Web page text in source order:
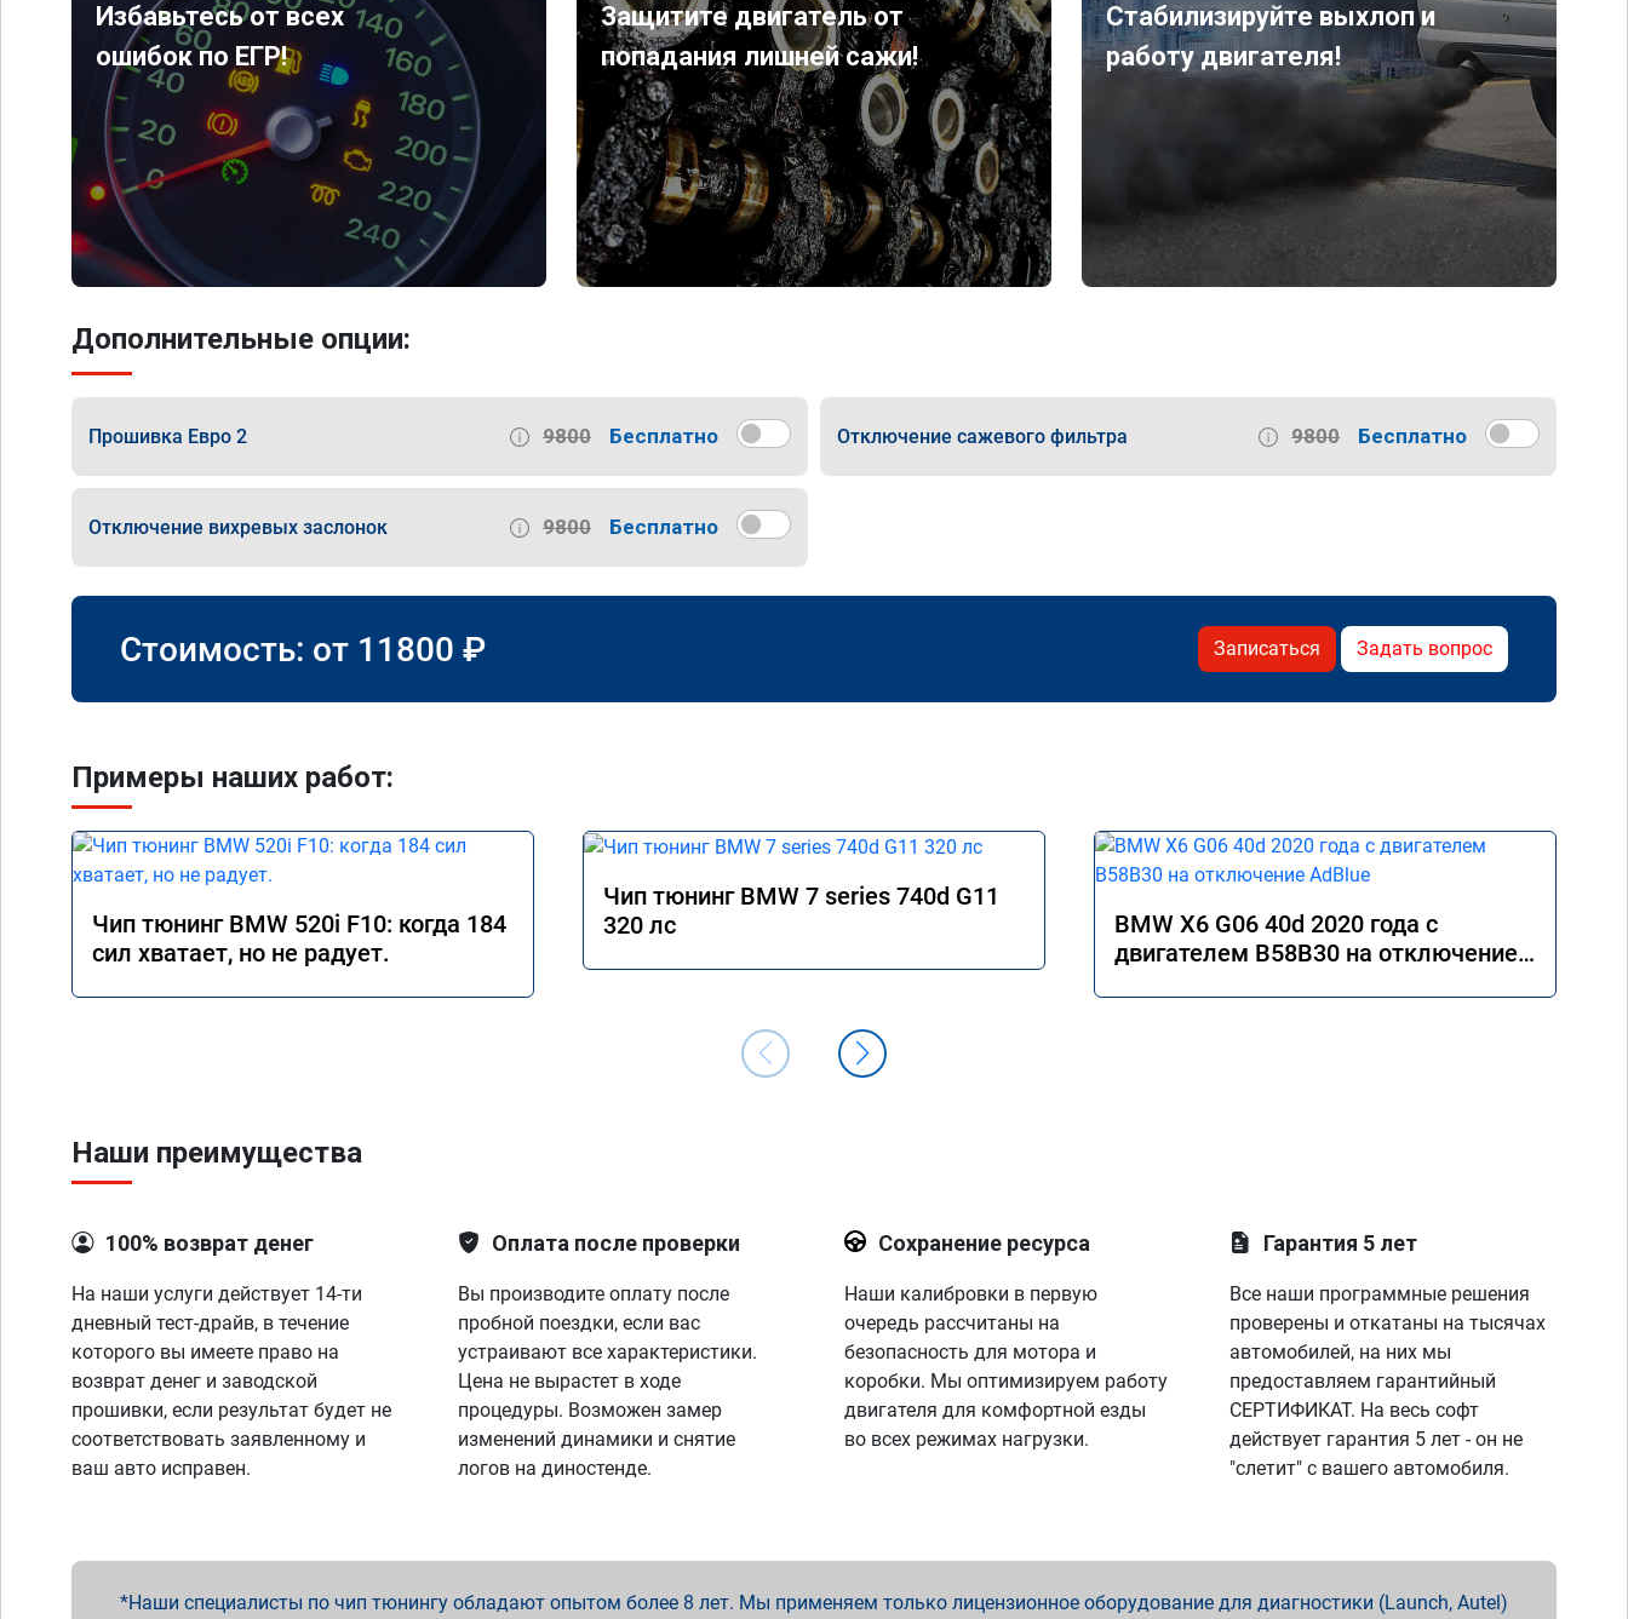
Избавьтесь от всех
ошибок по ЕГР!
Защитите двигатель от
попадания лишней сажи!
Стабилизируйте выхлоп и
работу двигателя!
Дополнительные опции:
Прошивка Евро 2 9800 Бесплатно Отключение сажевого фильтра 9800 Бесплатно
Отключение вихревых заслонок 9800 Бесплатно
Стоимость: от 11800 ₽ Записаться Задать вопрос
Примеры наших работ:
Чип тюнинг BMW 520i F10: когда 184
сил хватает, но не радует.
Чип тюнинг BMW 7 series 740d G11
320 лс
BMW X6 G06 40d 2020 года с
двигателем B58B30 на отключение
Наши преимущества
100% возврат денег
На наши услуги действует 14-ти
дневный тест-драйв, в течение
которого вы имеете право на
возврат денег и заводской
прошивки, если результат будет не
соответствовать заявленному и
ваш авто исправен.
Оплата после проверки
Вы производите оплату после
пробной поездки, если вас
устраивают все характеристики.
Цена не вырастет в ходе
процедуры. Возможен замер
изменений динамики и снятие
логов на диностенде.
Сохранение ресурса
Наши калибровки в первую
очередь рассчитаны на
безопасность для мотора и
коробки. Мы оптимизируем работу
двигателя для комфортной езды
во всех режимах нагрузки.
Гарантия 5 лет
Все наши программные решения
проверены и откатаны на тысячах
автомобилей, на них мы
предоставляем гарантийный
СЕРТИФИКАТ. На весь софт
действует гарантия 5 лет - он не
"слетит" с вашего автомобиля.
Наши специалисты по чип тюнингу обладают опытом более 8 лет. Мы применяем только лицензионное оборудование для диагностики (Launch, Autel)